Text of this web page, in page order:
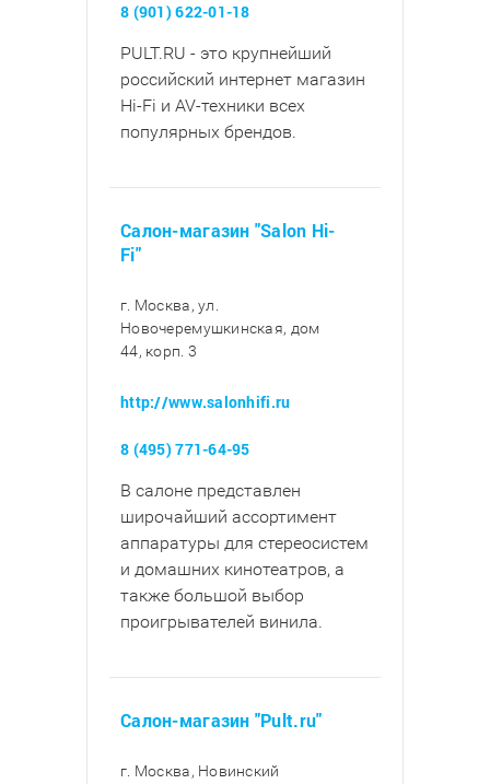
8 (901) 622-01-18
PULT.RU - это крупнейший
российский интернет магазин
Hi-Fi и AV-техники всех
популярных брендов.
Салон-магазин "Salon Hi-
Fi"
г. Москва, ул.
Новочеремушкинская, дом
44, корп. 3
http://www.salonhifi.ru
8 (495) 771-64-95
В салоне представлен
широчайший ассортимент
аппаратуры для стереосистем
и домашних кинотеатров, а
также большой выбор
проигрывателей винила.
Салон-магазин "Pult.ru"
г. Москва, Новинский